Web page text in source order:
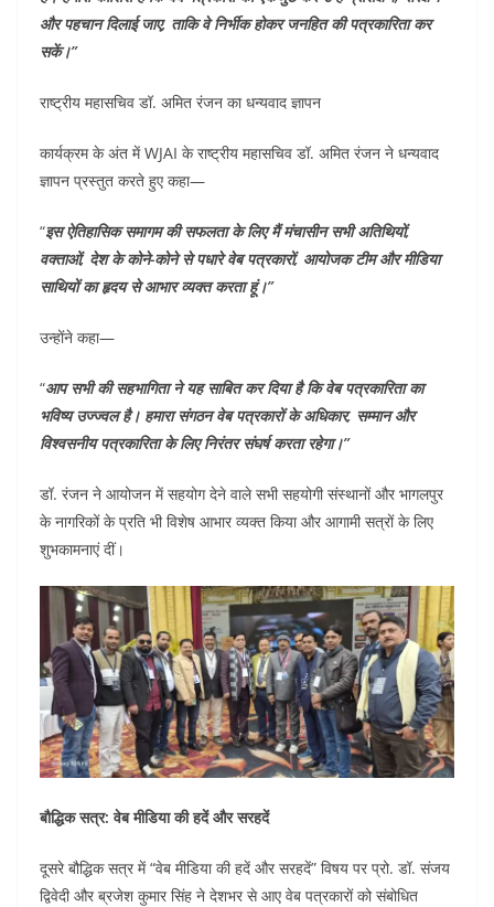
और पहचान दिलाई जाए, ताकि वे निर्भीक होकर जनहित की पत्रकारिता कर
सकें।”
राष्ट्रीय महासचिव डॉ. अमित रंजन का धन्यवाद ज्ञापन
कार्यक्रम के अंत में WJAI के राष्ट्रीय महासचिव डॉ. अमित रंजन ने धन्यवाद
ज्ञापन प्रस्तुत करते हुए कहा—
“इस ऐतिहासिक समागम की सफलता के लिए मैं मंचासीन सभी अतिथियों,
वक्ताओं, देश के कोने-कोने से पधारे वेब पत्रकारों, आयोजक टीम और मीडिया
साथियों का हृदय से आभार व्यक्त करता हूं।”
उन्होंने कहा—
“आप सभी की सहभागिता ने यह साबित कर दिया है कि वेब पत्रकारिता का
भविष्य उज्ज्वल है। हमारा संगठन वेब पत्रकारों के अधिकार, सम्मान और
विश्वसनीय पत्रकारिता के लिए निरंतर संघर्ष करता रहेगा।”
डॉ. रंजन ने आयोजन में सहयोग देने वाले सभी सहयोगी संस्थानों और भागलपुर
के नागरिकों के प्रति भी विशेष आभार व्यक्त किया और आगामी सत्रों के लिए
शुभकामनाएं दीं।
बौद्धिक सत्र: वेब मीडिया की हदें और सरहदें
दूसरे बौद्धिक सत्र में “वेब मीडिया की हदें और सरहदें” विषय पर प्रो. डॉ. संजय
द्विवेदी और ब्रजेश कुमार सिंह ने देशभर से आए वेब पत्रकारों को संबोधित